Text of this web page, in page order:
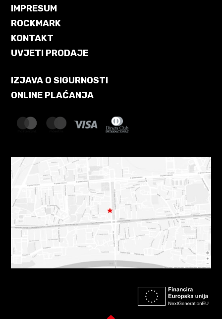
IMPRESUM
ROCKMARK
KONTAKT
UVJETI PRODAJE
IZJAVA O SIGURNOSTI
ONLINE PLAĆANJA